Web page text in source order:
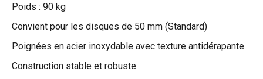
Poids : 90 kg
Convient pour les disques de 50 mm (Standard)
Poignées en acier inoxydable avec texture antidérapante
Construction stable et robuste